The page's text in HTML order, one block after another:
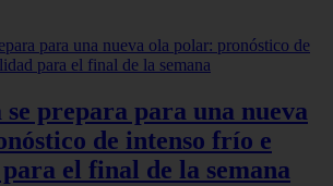
prepara para una nueva
de intenso frío e
el final de la semana